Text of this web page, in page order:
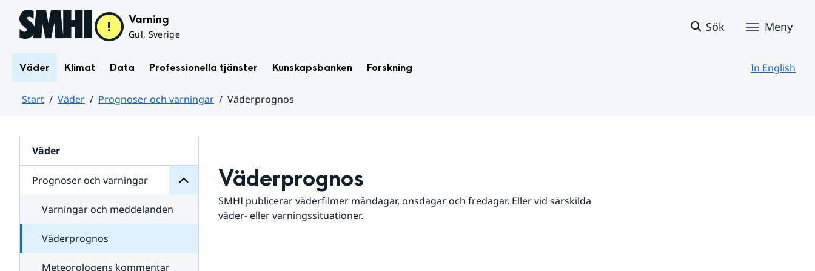
Hoppa till sidans innehåll Varning
Gul, Sverige
Sök Meny
Väder Klimat Data Professionella tjänster Kunskapsbanken Forskning In English
Start Väder Prognoser och varningar
Väderprognos
Väder
Prognoser och varningar
för
varningar
Varningar och meddelanden
Väderprognos
Meteorologens kommentar
Väderprognos
SMHI publicerar väderfilmer måndagar, onsdagar och fredagar. Eller vid särskilda
väder- eller varningssituationer.